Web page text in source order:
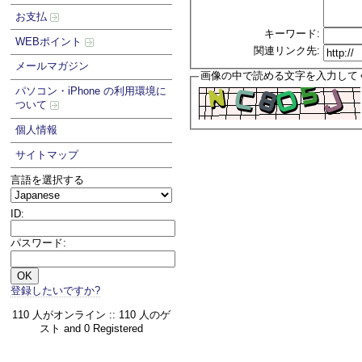
お支払
WEBポイント
メールマガジン
パソコン・iPhone の利用環境に
ついて
個人情報
サイトマップ
言語を選択する
ID:
パスワード:
登録したいですか?
110 人がオンライン :: 110 人のゲ
スト and 0 Registered
キーワード:
関連リンク先:
画像の中で読める文字を入力して